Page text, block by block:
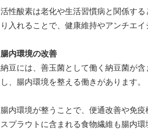
活性酸素は老化や生活習慣病と関係す
り入れることで、健康維持やアンチエイ
腸内環境の改善
納豆には、善玉菌として働く納豆菌が
し、腸内環境を整える働きがあります。
腸内環境が整うことで、便通改善や免
スプラウトに含まれる食物繊維も腸内